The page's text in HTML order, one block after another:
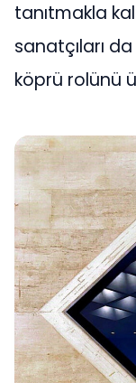
tanıtmakla
sanatçıları
köprü rolünü